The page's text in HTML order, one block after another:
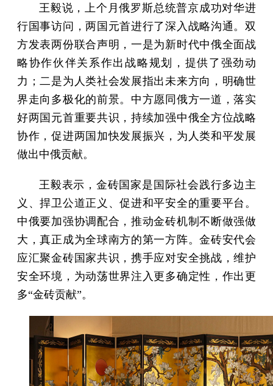
王毅说，上个月俄罗斯总统普京成功对华进
行国事访问，两国元首进行了深入战略沟通。双
方发表两份联合声明，一是为新时代中俄全面战
略协作伙伴关系作出战略规划，提供了强劲动
力；二是为人类社会发展指出未来方向，明确世
界走向多极化的前景。中方愿同俄方一道，落实
好两国元首重要共识，持续加强中俄全方位战略
协作，促进两国加快发展振兴，为人类和平发展
做出中俄贡献。
王毅表示，金砖国家是国际社会践行多边主
义、捍卫公道正义、促进和平安全的重要平台。
中俄要加强协调配合，推动金砖机制不断做强做
大，真正成为全球南方的第一方阵。金砖安代会
应汇聚金砖国家共识，携手应对安全挑战，维护
安全环境，为动荡世界注入更多确定性，作出更
多“金砖贡献”。